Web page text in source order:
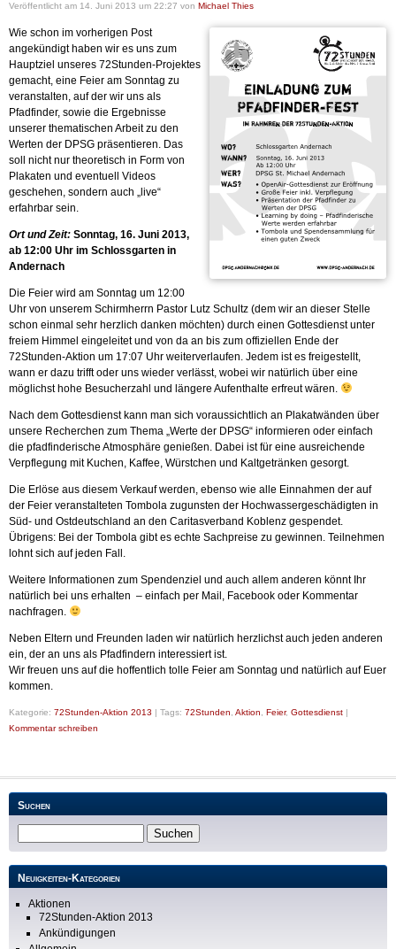
Veröffentlicht am 14. Juni 2013 um 22:27 von Michael Thies
Wie schon im vorherigen Post
angekündigt haben wir es uns zum
Hauptziel unseres 72Stunden-Projektes
gemacht, eine Feier am Sonntag zu
veranstalten, auf der wir uns als
Pfadfinder, sowie die Ergebnisse
unserer thematischen Arbeit zu den
Werten der DPSG präsentieren. Das
soll nicht nur theoretisch in Form von
Plakaten und eventuell Videos
geschehen, sondern auch „live“
erfahrbar sein.
Ort und Zeit: Sonntag, 16. Juni 2013,
ab 12:00 Uhr im Schlossgarten in
Andernach
Die Feier wird am Sonntag um 12:00
Uhr von unserem Schirmherrn Pastor Lutz Schultz (dem wir an dieser Stelle
schon einmal sehr herzlich danken möchten) durch einen Gottesdienst unter
freiem Himmel eingeleitet und von da an bis zum offiziellen Ende der
72Stunden-Aktion um 17:07 Uhr weiterverlaufen. Jedem ist es freigestellt,
wann er dazu trifft oder uns wieder verlässt, wobei wir natürlich über eine
möglichst hohe Besucherzahl und längere Aufenthalte erfreut wären.
Nach dem Gottesdienst kann man sich voraussichtlich an Plakatwänden über
unsere Recherchen zum Thema „Werte der DPSG“ informieren oder einfach
die pfadfinderische Atmosphäre genießen. Dabei ist für eine ausreichende
Verpflegung mit Kuchen, Kaffee, Würstchen und Kaltgetränken gesorgt.
Die Erlöse aus diesem Verkauf werden, ebenso wie alle Einnahmen der auf
der Feier veranstalteten Tombola zugunsten der Hochwassergeschädigten in
Süd- und Ostdeutschland an den Caritasverband Koblenz gespendet.
Übrigens: Bei der Tombola gibt es echte Sachpreise zu gewinnen. Teilnehmen
lohnt sich auf jeden Fall.
Weitere Informationen zum Spendenziel und auch allem anderen könnt Ihr
natürlich bei uns erhalten – einfach per Mail, Facebook oder Kommentar
nachfragen.
Neben Eltern und Freunden laden wir natürlich herzlichst auch jeden anderen
ein, der an uns als Pfadfindern interessiert ist.
Wir freuen uns auf die hoffentlich tolle Feier am Sonntag und natürlich auf Euer
kommen.
Kategorie: 72Stunden-Aktion 2013 | Tags: 72Stunden, Aktion, Feier, Gottesdienst |
Kommentar schreiben
Suchen
Neuigkeiten-Kategorien
Aktionen
72Stunden-Aktion 2013
Ankündigungen